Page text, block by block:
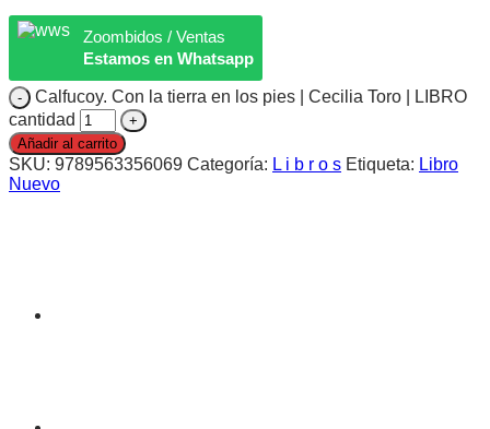
Zoombidos / Ventas
Estamos en Whatsapp
Calfucoy. Con la tierra en los pies | Cecilia Toro | LIBRO
cantidad
Añadir al carrito
SKU: 9789563356069 Categoría: L i b r o s Etiqueta: Libro
Nuevo